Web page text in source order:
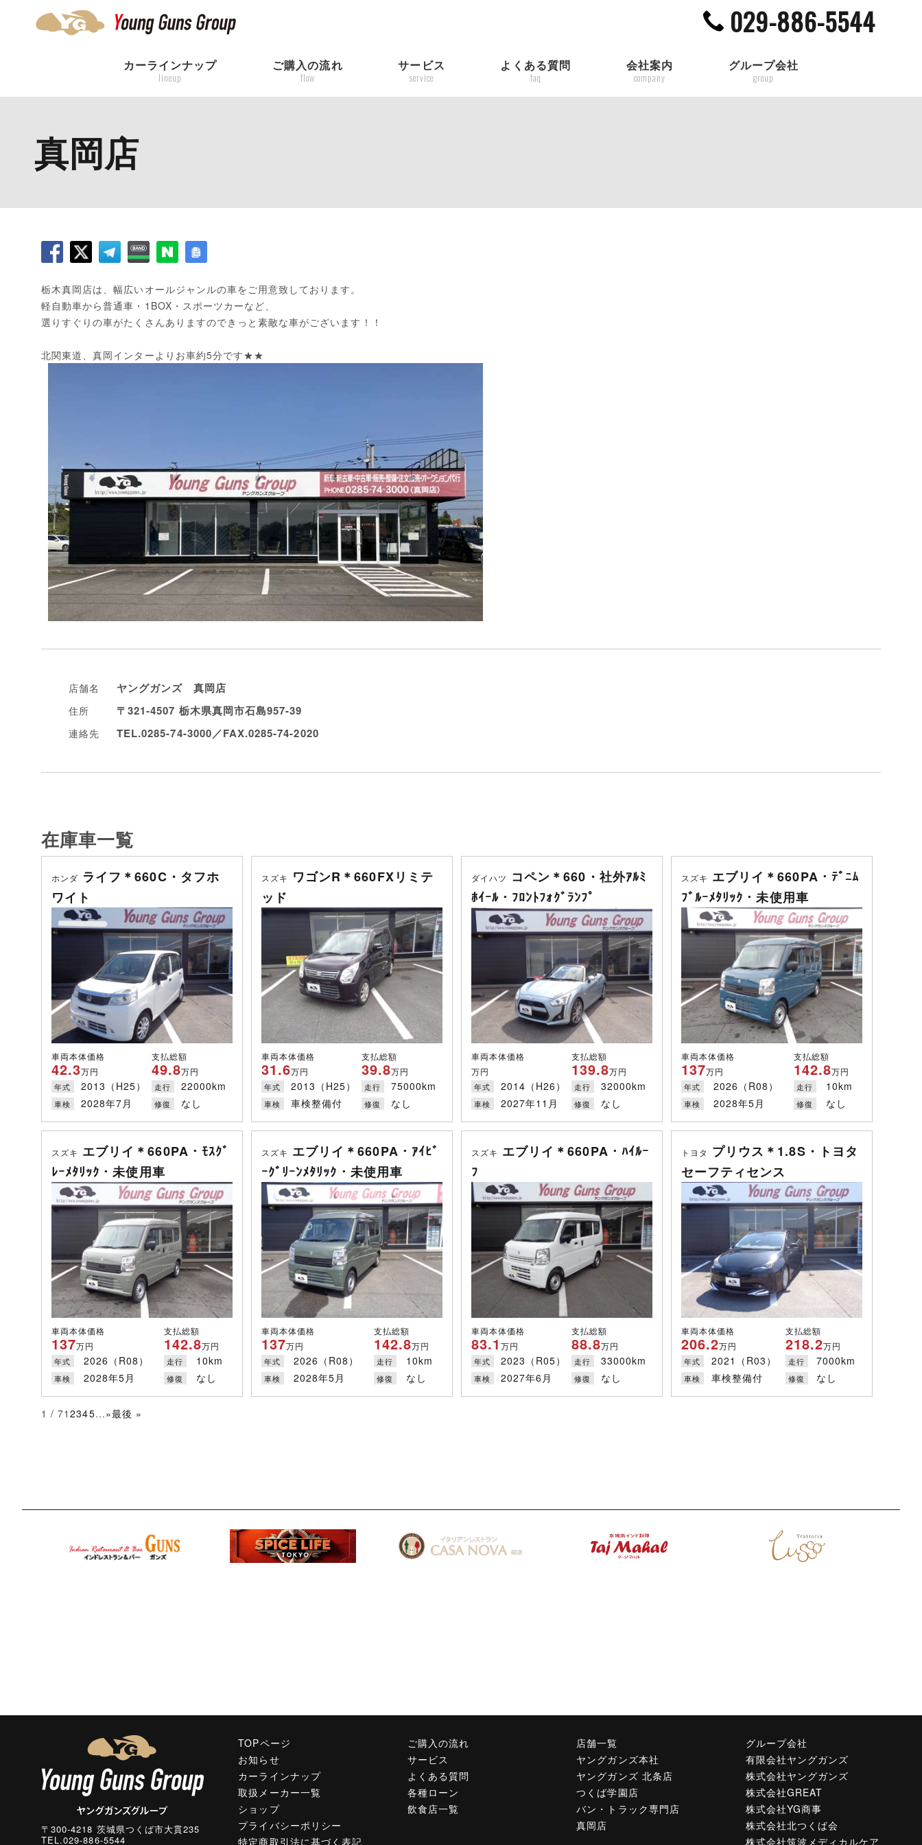
029-886-5544
カーラインナップ
lineup
ご購入の流れ
flow
サービス
service
よくある質問
faq
会社案内
company
グループ会社
group
真岡店
栃木真岡店は、幅広いオールジャンルの車をご用意致しております。
軽自動車から普通車・1BOX・スポーツカーなど、
選りすぐりの車がたくさんありますのできっと素敵な車がございます！！
北関東道、真岡インターよりお車約5分です★★
店舗名 ヤングガンズ 真岡店
住所 〒321-4507 栃木県真岡市石島957-39
連絡先 TEL.0285-74-3000／FAX.0285-74-2020
在庫車一覧
ホンダ ライフ＊660C・タフホ
ワイト
車両本体価格
42.3万円
支払総額
49.8万円
年式 2013（H25） 走行 22000km
車検 2028年7月 修復 なし
スズキ ワゴンR＊660FXリミテ
ッド
車両本体価格
31.6万円
支払総額
39.8万円
年式 2013（H25） 走行 75000km
車検 車検整備付 修復 なし
ダイハツ コペン＊660・社外ｱﾙﾐ
ﾎｲｰﾙ・ﾌﾛﾝﾄﾌｫｸﾞﾗﾝﾌﾟ
車両本体価格
万円
支払総額
139.8万円
年式 2014（H26） 走行 32000km
車検 2027年11月 修復 なし
スズキ エブリイ＊660PA・ﾃﾞﾆﾑ
ﾌﾞﾙｰﾒﾀﾘｯｸ・未使用車
車両本体価格
137万円
支払総額
142.8万円
年式 2026（R08） 走行 10km
車検 2028年5月 修復 なし
スズキ エブリイ＊660PA・ﾓｽｸﾞ
ﾚｰﾒﾀﾘｯｸ・未使用車
車両本体価格
137万円
支払総額
142.8万円
年式 2026（R08） 走行 10km
車検 2028年5月 修復 なし
スズキ エブリイ＊660PA・ｱｲﾋﾞ
ｰｸﾞﾘｰﾝﾒﾀﾘｯｸ・未使用車
車両本体価格
137万円
支払総額
142.8万円
年式 2026（R08） 走行 10km
車検 2028年5月 修復 なし
スズキ エブリイ＊660PA・ﾊｲﾙｰ
ﾌ
車両本体価格
83.1万円
支払総額
88.8万円
年式 2023（R05） 走行 33000km
車検 2027年6月 修復 なし
トヨタ プリウス＊1.8S・トヨタ
セーフティセンス
車両本体価格
206.2万円
支払総額
218.2万円
年式 2021（R03） 走行 7000km
車検 車検整備付 修復 なし
1 / 712345...»最後 »
〒300-4218 茨城県つくば市大貫235
TEL.029-886-5544
TOPページ
お知らせ
カーラインナップ
取扱メーカー一覧
ショップ
プライバシーポリシー
特定商取引法に基づく表記
ご購入の流れ
サービス
よくある質問
各種ローン
飲食店一覧
店舗一覧
ヤングガンズ本社
ヤングガンズ 北条店
つくば学園店
バン・トラック専門店
真岡店
グループ会社
有限会社ヤングガンズ
株式会社ヤングガンズ
株式会社GREAT
株式会社YG商事
株式会社北つくば会
株式会社筑波メディカルケア